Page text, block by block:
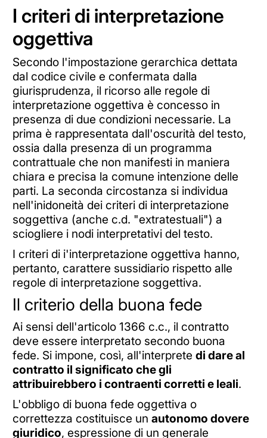
I criteri di interpretazione
oggettiva
Secondo l'impostazione gerarchica dettata
dal codice civile e confermata dalla
giurisprudenza, il ricorso alle regole di
interpretazione oggettiva è concesso in
presenza di due condizioni necessarie. La
prima è rappresentata dall'oscurità del testo,
ossia dalla presenza di un programma
contrattuale che non manifesti in maniera
chiara e precisa la comune intenzione delle
parti. La seconda circostanza si individua
nell'inidoneità dei criteri di interpretazione
soggettiva (anche c.d. "extratestuali") a
sciogliere i nodi interpretativi del testo.
I criteri di i'interpretazione oggettiva hanno,
pertanto, carattere sussidiario rispetto alle
regole di interpretazione soggettiva.
Il criterio della buona fede
Ai sensi dell'articolo 1366 c.c., il contratto
deve essere interpretato secondo buona
fede. Si impone, così, all'interprete di dare al
contratto il significato che gli
attribuirebbero i contraenti corretti e leali.
L'obbligo di buona fede oggettiva o
correttezza costituisce un autonomo dovere
giuridico, espressione di un generale